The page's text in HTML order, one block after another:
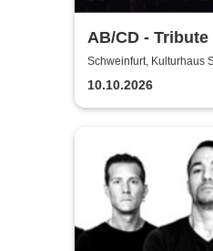
AB/CD - Tribute
Schweinfurt, Kulturhaus
Schweinfurt
10.10.2026